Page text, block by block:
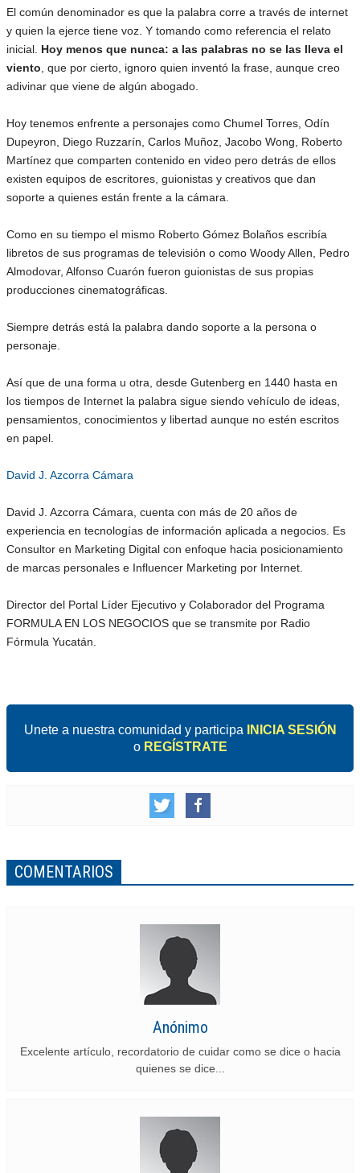
El común denominador es que la palabra corre a través de internet
y quien la ejerce tiene voz. Y tomando como referencia el relato
inicial. Hoy menos que nunca: a las palabras no se las lleva el
viento , que por cierto, ignoro quien inventó la frase, aunque creo
adivinar que viene de algún abogado.
Hoy tenemos enfrente a personajes como Chumel Torres, Odín
Dupeyron, Diego Ruzzarín, Carlos Muñoz, Jacobo Wong, Roberto
Martínez que comparten contenido en video pero detrás de ellos
existen equipos de escritores, guionistas y creativos que dan
soporte a quienes están frente a la cámara.
Como en su tiempo el mismo Roberto Gómez Bolaños escribía
libretos de sus programas de televisión o como Woody Allen, Pedro
Almodovar, Alfonso Cuarón fueron guionistas de sus propias
producciones cinematográficas.
Siempre detrás está la palabra dando soporte a la persona o
personaje.
Así que de una forma u otra, desde Gutenberg en 1440 hasta en
los tiempos de Internet la palabra sigue siendo vehículo de ideas,
pensamientos, conocimientos y libertad aunque no estén escritos
en papel.
David J. Azcorra Cámara
David J. Azcorra Cámara, cuenta con más de 20 años de
experiencia en tecnologías de información aplicada a negocios. Es
Consultor en Marketing Digital con enfoque hacia posicionamiento
de marcas personales e Influencer Marketing por Internet.
Director del Portal Líder Ejecutivo y Colaborador del Programa
FORMULA EN LOS NEGOCIOS que se transmite por Radio
Fórmula Yucatán.
Unete a nuestra comunidad y participa
INICIA SESIÓN
o REGÍSTRATE
COMENTARIOS
Anónimo
Excelente artículo, recordatorio de cuidar como se dice o hacia
quienes se dice...